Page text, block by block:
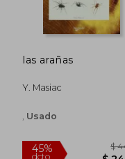
45%
dcto.
las arañas
Y. Masiac
Usado